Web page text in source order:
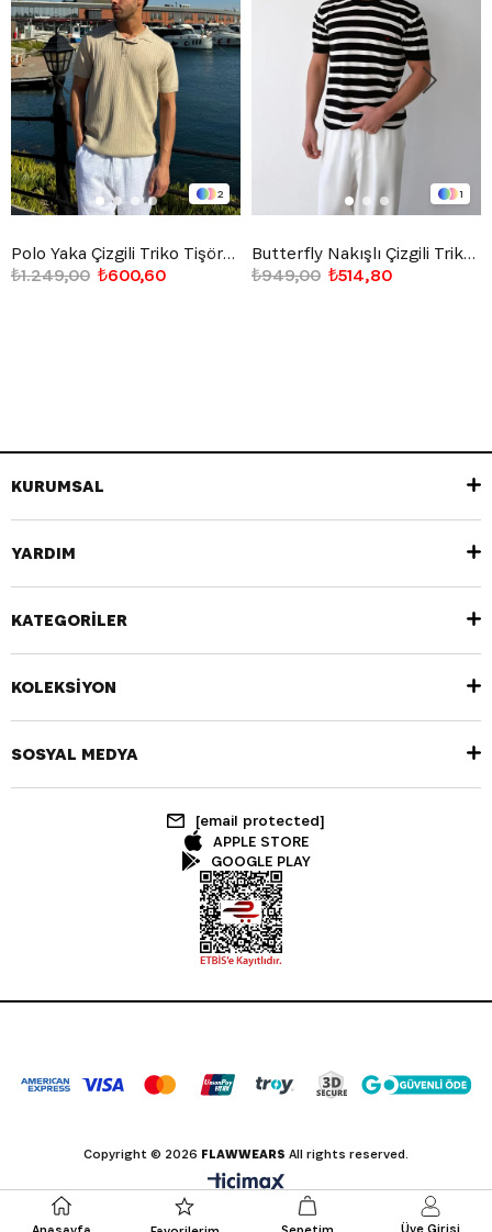
2
Polo Yaka Çizgili Triko Tişört Bej
₺600,60
₺1.249,00
1
Butterfly Nakışlı Çizgili Triko Tişört
₺514,80
₺949,00
KURUMSAL
YARDIM
KATEGORİLER
KOLEKSİYON
SOSYAL MEDYA
[email protected]
APPLE STORE
GOOGLE PLAY
Copyright © 2026 FLAWWEARS All rights reserved.
Üye Girişi